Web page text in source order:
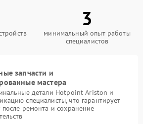
3
минимальный опыт работы
специалистов
запчасти и
мастера
детали Hotpoint Ariston и
специалисты, что гарантирует
ремонта и сохранение